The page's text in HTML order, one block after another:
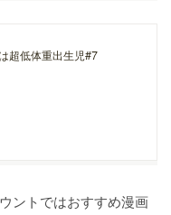
超低体重出生児#7
ントではおすすめ漫画